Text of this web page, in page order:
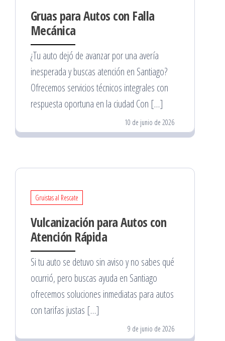
Gruas para Autos con Falla
Mecánica
¿Tu auto dejó de avanzar por una avería
inesperada y buscas atención en Santiago?
Ofrecemos servicios técnicos integrales con
respuesta oportuna en la ciudad Con […]
10 de junio de 2026
Gruistas al Rescate
Vulcanización para Autos con
Atención Rápida
Si tu auto se detuvo sin aviso y no sabes qué
ocurrió, pero buscas ayuda en Santiago
ofrecemos soluciones inmediatas para autos
con tarifas justas […]
9 de junio de 2026